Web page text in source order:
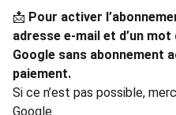
📩 Pour activer
adresse e-mail et d’un mot
Google sans abonnement
paiement.
Si ce n’est pas possible,
Google.